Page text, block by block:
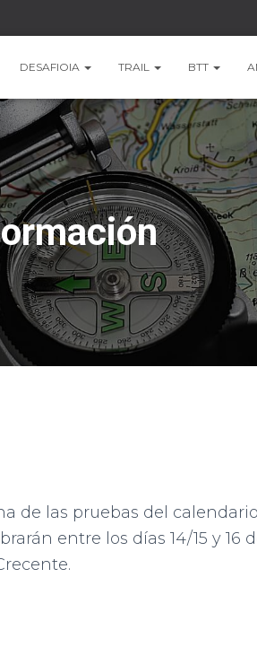
DESAFIOIA TRAIL BTT
de las pruebas del
entre los días 14/15 y 16